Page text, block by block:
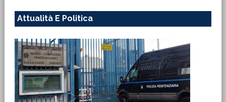
Attualità E Politica